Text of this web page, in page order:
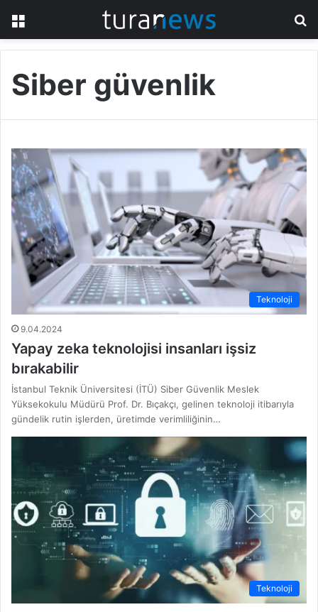
Siber güvenlik
Teknoloji
9.04.2024
Yapay zeka teknolojisi insanları işsiz
bırakabilir
İstanbul Teknik Üniversitesi (İTÜ) Siber Güvenlik Meslek
Yüksekokulu Müdürü Prof. Dr. Bıçakçı, gelinen teknoloji itibarıyla
gündelik rutin işlerden, üretimde verimliliğinin…
Teknoloji